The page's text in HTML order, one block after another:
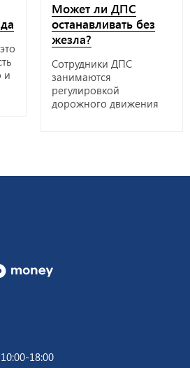
и
Может ли ДПС
останавливать без
жезла?
Сотрудники ДПС
занимаются
регулировкой
дорожного движения
18:00